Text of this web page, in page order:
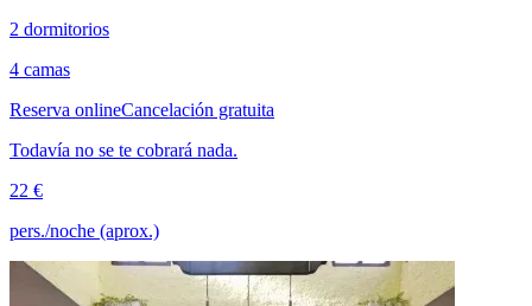
2 dormitorios
4 camas
Reserva onlineCancelación gratuita
Todavía no se te cobrará nada.
22 €
pers./noche (aprox.)